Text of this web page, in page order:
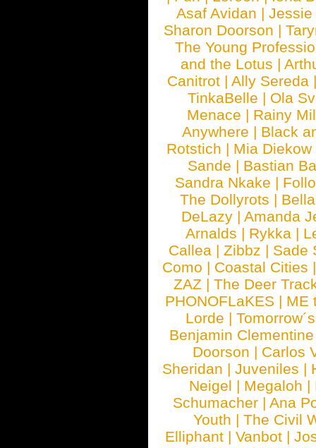
Asaf Avidan |Jessie
Sharon Doorson |
The Young
and the Lotus |
Canitrot |Ally Sereda
TinkaBelle | Ola
Menace | Rainy
Anywhere | Black
Rotstich | Mia Diekow
Sande | Bastian
Sandra Nkake |
The Dollyrots |
DeLazy | Amanda
Arnalds | Rykka |
Callea | Zibbz | Sade
Como | Coastal Cities
ZAZ |The Deer
PHONOFLaKES | ME
Lorde |
Benjamin Clementine
Doorson | Carlos
Sheridan |Juveniles |
Neigel | Megaloh |
Schumacher |Ana
Youth | The Civil
Elliphant | Vanbot |